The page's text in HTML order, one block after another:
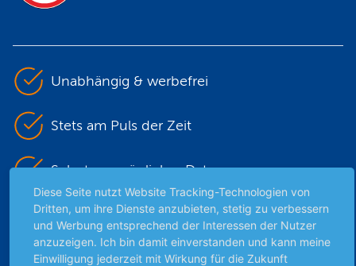
Unabhängig & werbefrei
Stets am Puls der Zeit
Schutz persönlicher Daten
Sicher mit SSL-Verschlüsselung
Diese Seite nutzt Website Tracking-Technologien von
Dritten, um ihre Dienste anzubieten, stetig zu verbessern
und Werbung entsprechend der Interessen der Nutzer
anzuzeigen. Ich bin damit einverstanden und kann meine
Einwilligung jederzeit mit Wirkung für die Zukunft